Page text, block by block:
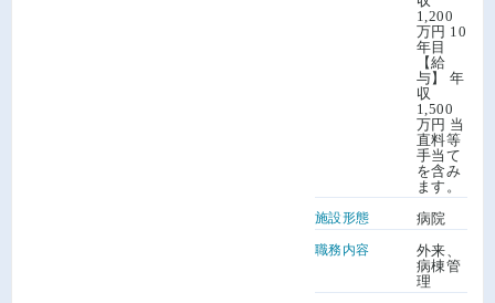
1,200
万円 10
年目
【給
与】 年
収
1,500
万円 当
直料等
手当て
を含み
ます。
施設形態 病院
職務内容
外来、
病棟管
理